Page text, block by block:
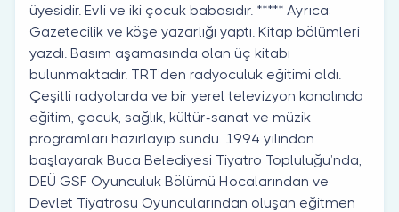
üyesidir. Evli ve iki çocuk babasıdır. ***** Ayrıca;
Gazetecilik ve köşe yazarlığı yaptı. Kitap bölümleri
yazdı. Basım aşamasında olan üç kitabı
bulunmaktadır. TRT’den radyoculuk eğitimi aldı.
Çeşitli radyolarda ve bir yerel televizyon kanalında
eğitim, çocuk, sağlık, kültür-sanat ve müzik
programları hazırlayıp sundu. 1994 yılından
başlayarak Buca Belediyesi Tiyatro Topluluğu’nda,
DEÜ GSF Oyunculuk Bölümü Hocalarından ve
Devlet Tiyatrosu Oyuncularından oluşan eğitmen